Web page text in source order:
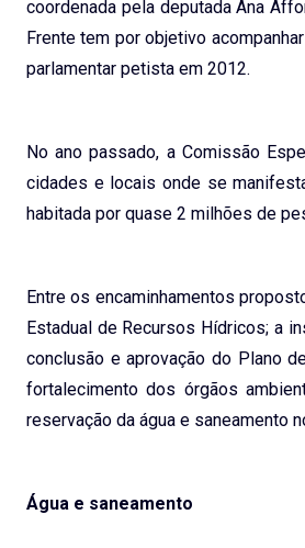
coordenada pela deputada Ana
Frente tem por objetivo
parlamentar petista em 2012.
No ano passado, a Comissão
cidades e locais onde se
habitada por quase 2 milhões de
Entre os encaminhamentos
Estadual de Recursos Hídricos; a
conclusão e aprovação do Plano
fortalecimento dos órgãos
reservação da água e saneamento
Água e saneamento